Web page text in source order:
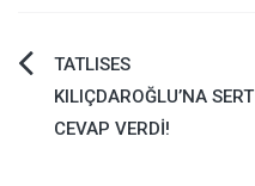
Yazı
gezinmesi
TATLISES
KILIÇDAROĞLU’NA SERT
CEVAP VERDİ!